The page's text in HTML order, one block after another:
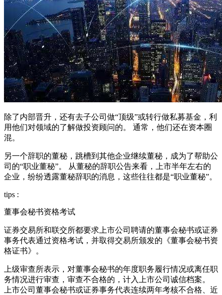
除了内部晋升，还有去子公司做“顶级”或转行做私募基金，利
用他们对领域的了解做投资顾问的。 通常，他们还在资本圈
混。
另一个辞职的董秘，跳槽到其他企业继续董秘，成为了帮助公
司的“职业董秘”。 从董秘的辞职公告来看，上市半年左右的
企业，纷纷透露董秘辞职的消息，这些往往都是“职业董秘”。
tips :
董事会秘书资格考试
证券交易所和联交所都要求上市公司聘请的董事会秘书或证券
事务代表通过资格考试，并取得交易所颁发的《董事会秘书资
格证书》。
上级审查所表示，对董事会秘书的年度职务履行情况或离任职
务情况进行审查，审查不合格的，计入上市公司诚信档案。
上市公司董事会秘书或证券事务代表连续两年考核不合格、近